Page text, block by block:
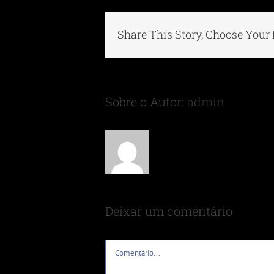
Share This Story, Choose
Sobre o Autor: admin
Deixar um comentário
Comentário